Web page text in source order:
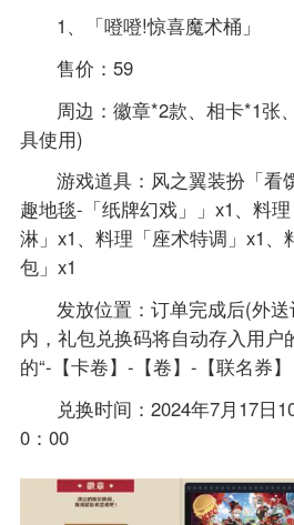
1、「噔噔!惊喜魔术桶」
售价：59
周边：徽章*2款、相卡*1张
具使用)
游戏道具：风之翼装扮「看
趣地毯-「纸牌幻戏」」x1、料
淋」x1、料理「座术特调」x1、
包」x1
发放位置：订单完成后(外
内，礼包兑换码将自动存入用户
的“-【卡卷】-【卷】-【联名券】
兑换时间：2024年7月17日
0：00